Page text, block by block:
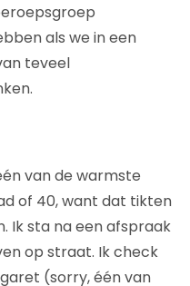
als we in een
teveel
van de warmste
of 40, want dat tikten
Ik sta na een afspraak
op straat. Ik check
(sorry, één van